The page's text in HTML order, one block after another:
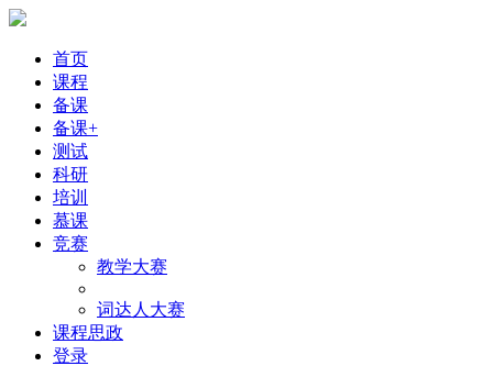
首页
课程
备课
备课+
测试
科研
培训
慕课
竞赛
教学大赛
词达人大赛
课程思政
登录